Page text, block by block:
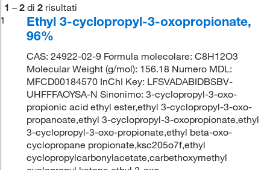
1 – 2 di 2 risultati
1
Ethyl 3-cyclopropyl-3-oxopropionate,
96%
CAS: 24922-02-9 Formula molecolare: C8H12O3
Molecular Weight (g/mol): 156.18 Numero MDL:
MFCD00184570 InChI Key: LFSVADABIDBSBV-
UHFFFAOYSA-N Sinonimo: 3-cyclopropyl-3-oxo-
propionic acid ethyl ester,ethyl 3-cyclopropyl-3-oxo-
propanoate,ethyl 3-cyclopropyl-3-oxopropionate,ethyl
3-cyclopropyl-3-oxo-propionate,ethyl beta-oxo-
cyclopropane propionate,ksc205o7f,ethyl
cyclopropylcarbonylacetate,carbethoxymethyl